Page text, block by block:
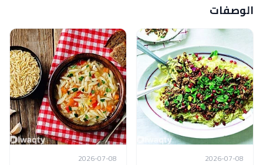
الوصفات
2026-07-08
2026-07-08